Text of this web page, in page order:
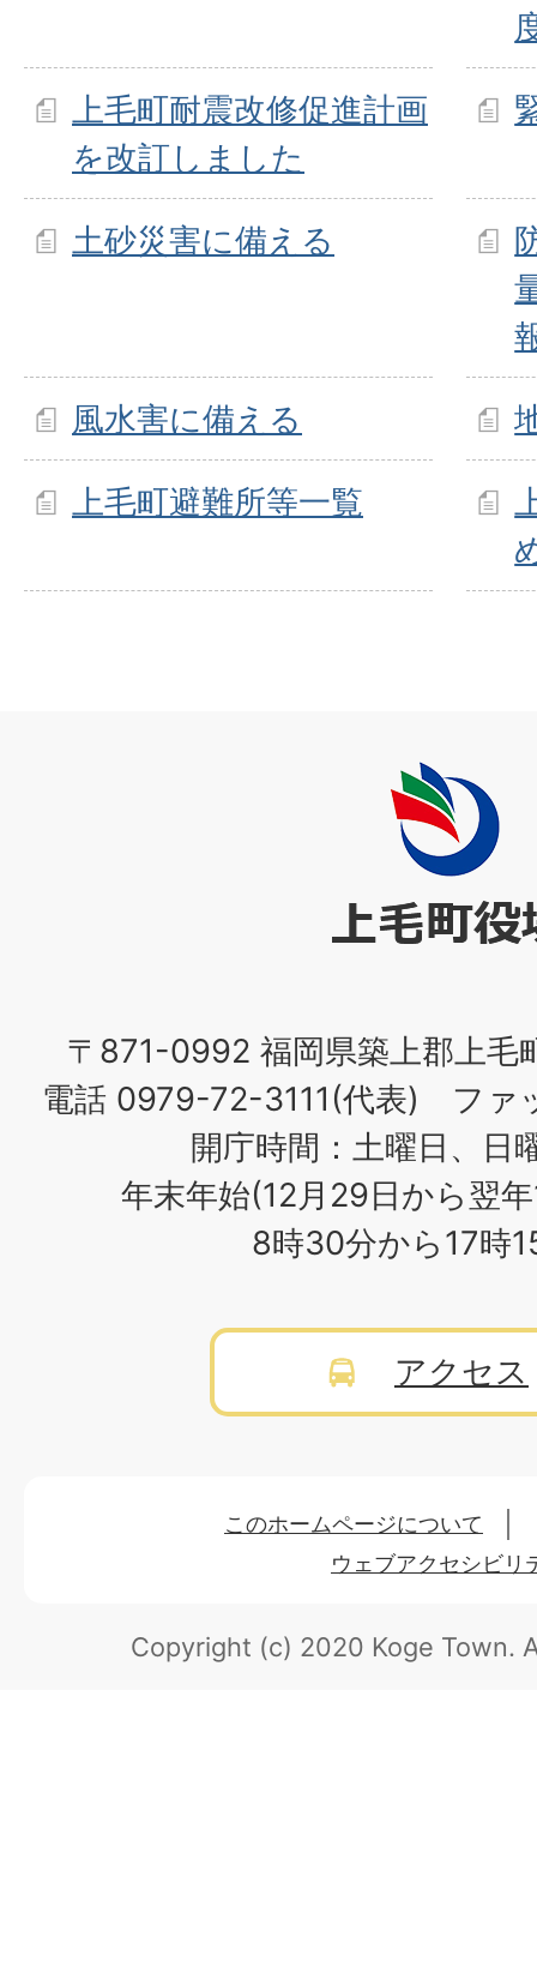
上毛町耐震改修促進計画
を改訂しました
土砂災害に備える
風水害に備える
上毛町避難所等一覧
〒871-0992 福岡県築上郡上毛
電話 0979-72-3111(代表) ファ
開庁時間：土曜日、日
年末年始(12月29日から翌
8時30分から17時
アクセス
このホームページについて
ウェブアクセシビリ
Copyright (c) 2020 Koge Town.